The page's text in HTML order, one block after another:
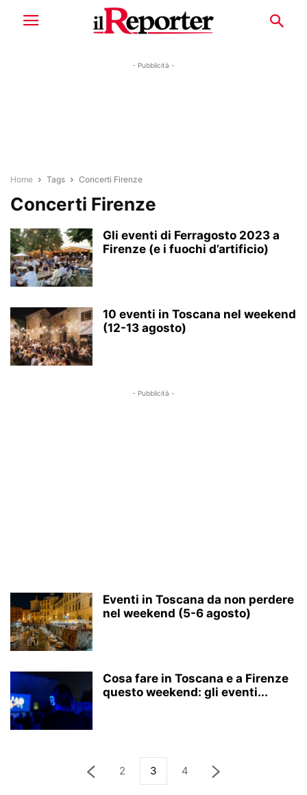
- Pubblicità -
Home Tags Concerti Firenze
Concerti Firenze
Gli eventi di Ferragosto 2023 a
Firenze (e i fuochi d’artificio)
10 eventi in Toscana nel weekend
(12-13 agosto)
- Pubblicità -
Eventi in Toscana da non perdere
nel weekend (5-6 agosto)
Cosa fare in Toscana e a Firenze
questo weekend: gli eventi...
2 3 4